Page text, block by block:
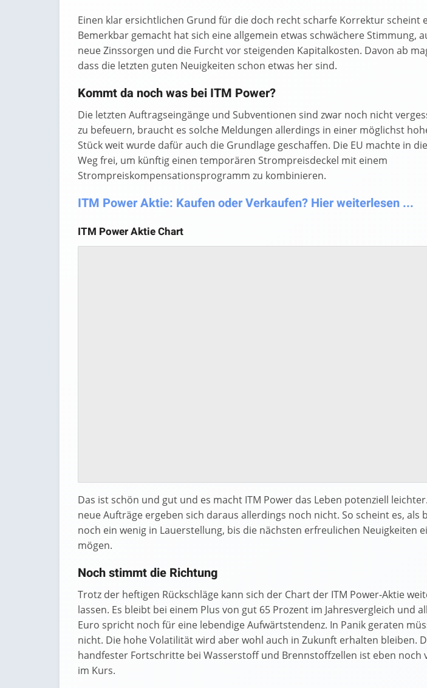
Einen klar ersichtlichen Grund für die doch recht scharfe Korrektur scheint
Bemerkbar gemacht hat sich eine allgemein etwas schwächere Stimmung,
neue Zinssorgen und die Furcht vor steigenden Kapitalkosten. Davon ab
dass die letzten guten Neuigkeiten schon etwas her sind.
Kommt da noch was bei ITM Power?
Die letzten Auftragseingänge und Subventionen sind zwar noch nicht
zu befeuern, braucht es solche Meldungen allerdings in einer möglichst
Stück weit wurde dafür auch die Grundlage geschaffen. Die EU machte in
Weg frei, um künftig einen temporären Strompreisdeckel mit einem
Strompreiskompensationsprogramm zu kombinieren.
ITM Power Aktie: Kaufen oder Verkaufen? Hier weiterlesen ...
ITM Power Aktie Chart
Das ist schön und gut und es macht ITM Power das Leben potenziell
neue Aufträge ergeben sich daraus allerdings noch nicht. So scheint es, als
noch ein wenig in Lauerstellung, bis die nächsten erfreulichen Neuigkeiten
mögen.
Noch stimmt die Richtung
Trotz der heftigen Rückschläge kann sich der Chart der ITM Power-Aktie
lassen. Es bleibt bei einem Plus von gut 65 Prozent im Jahresvergleich und
Euro spricht noch für eine lebendige Aufwärtstendenz. In Panik geraten
nicht. Die hohe Volatilität wird aber wohl auch in Zukunft erhalten bleiben.
handfester Fortschritte bei Wasserstoff und Brennstoffzellen ist eben noch
im Kurs.